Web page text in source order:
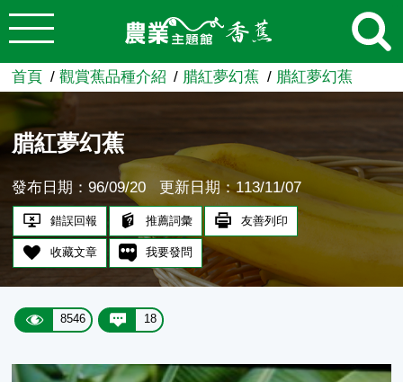
跳到主要內容
農業知識入口網
首頁 觀賞蕉品種介紹 腊紅夢幻蕉 腊紅夢幻蕉
腊紅夢幻蕉
發布日期：96/09/20 更新日期：113/11/07
錯誤回報 推薦詞彙 友善列印
收藏文章 我要發問
8546 18